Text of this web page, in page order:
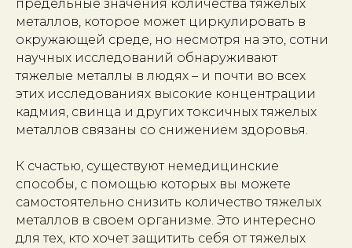
предельные значения количества тяжелых
металлов, которое может циркулировать в
окружающей среде, но несмотря на это, сотни
научных исследований обнаруживают
тяжелые металлы в людях – и почти во всех
этих исследованиях высокие концентрации
кадмия, свинца и других токсичных тяжелых
металлов связаны со снижением здоровья.
К счастью, существуют немедицинские
способы, с помощью которых вы можете
самостоятельно снизить количество тяжелых
металлов в своем организме. Это интересно
для тех, кто хочет защитить себя от тяжелых